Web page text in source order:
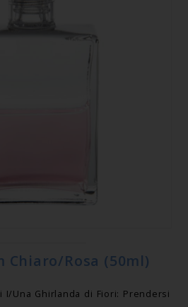
Chiaro/Rosa (50ml)
I/Una Ghirlanda di Fiori: Prendersi